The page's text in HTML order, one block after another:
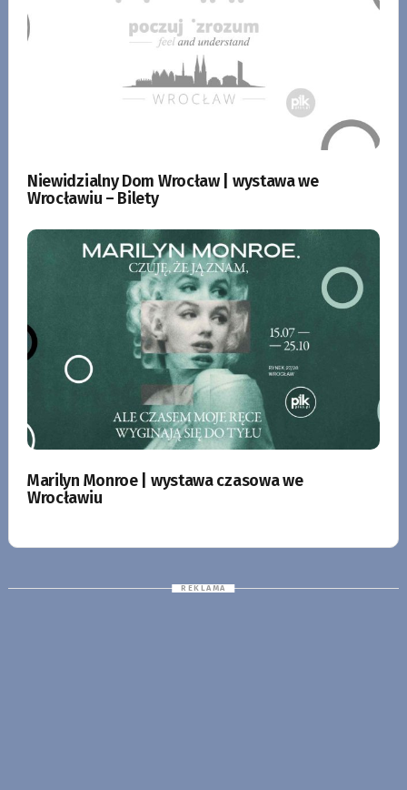
Niewidzialny Dom Wrocław | wystawa we
Wrocławiu – Bilety
Marilyn Monroe | wystawa czasowa we
Wrocławiu